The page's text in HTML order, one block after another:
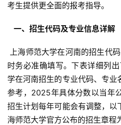
考生提供更全面的报考指导。
  一、招生代码及专业信息详解
时务必准确填写。下表详细列
学在河南招生的专业代码、专
参考，2025年具体分数以当年
招生计划每年可能会有调整，以
海师范大学官方公布的招生章程